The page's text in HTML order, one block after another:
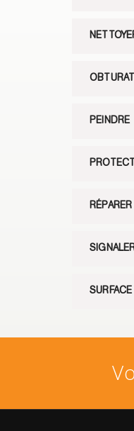
PEINDRE
RÉPARER